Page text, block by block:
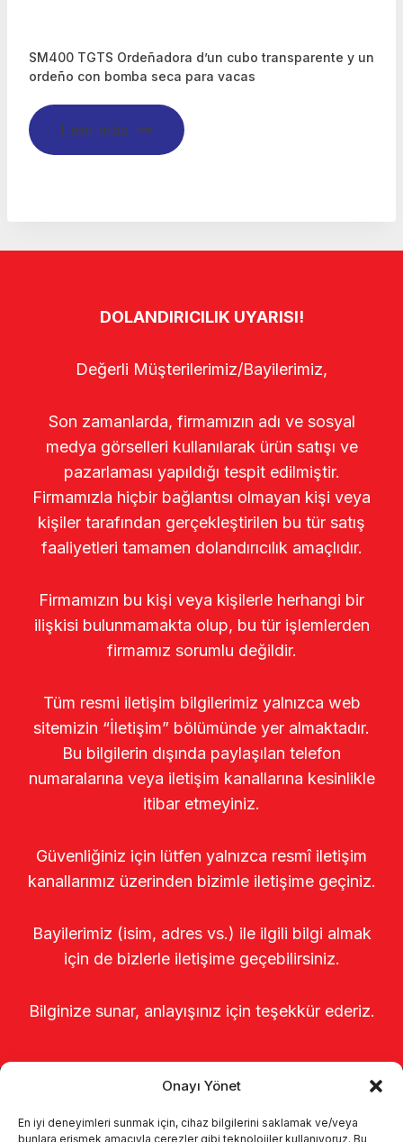
Onayı Yönet
En iyi deneyimleri sunmak için, cihaz bilgilerini saklamak ve/veya
bunlara erişmek amacıyla çerezler gibi teknolojiler kullanıyoruz. Bu
SM400 TGTS Ordeñadora d’un cubo transparente y un
ordeño con bomba seca para vacas
Leer más
DOLANDIRICILIK UYARISI!
Değerli Müşterilerimiz/Bayilerimiz,
Son zamanlarda, firmamızın adı ve sosyal
medya görselleri kullanılarak ürün satışı ve
pazarlaması yapıldığı tespit edilmiştir.
Firmamızla hiçbir bağlantısı olmayan kişi veya
kişiler tarafından gerçekleştirilen bu tür satış
faaliyetleri tamamen dolandırıcılık amaçlıdır.
Firmamızın bu kişi veya kişilerle herhangi bir
ilişkisi bulunmamakta olup, bu tür işlemlerden
firmamız sorumlu değildir.
Tüm resmi iletişim bilgilerimiz yalnızca web
sitemizin “İletişim” bölümünde yer almaktadır.
Bu bilgilerin dışında paylaşılan telefon
numaralarına veya iletişim kanallarına kesinlikle
itibar etmeyiniz.
Güvenliğiniz için lütfen yalnızca resmî iletişim
kanallarımız üzerinden bizimle iletişime geçiniz.
Bayilerimiz (isim, adres vs.) ile ilgili bilgi almak
için de bizlerle iletişime geçebilirsiniz.
Bilginize sunar, anlayışınız için teşekkür ederiz.